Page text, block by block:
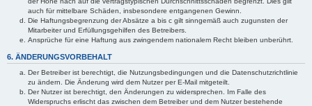
auch für mittelbare Schäden, insbesondere entgangenen Gewinn.
Die Haftungsbegrenzung der Absätze a bis c gilt sinngemäß auch zugunsten der
Mitarbeiter und Erfüllungsgehilfen des Betreibers.
Ansprüche für eine Haftung aus zwingendem nationalem Recht bleiben unberührt.
6. ÄNDERUNGSVORBEHALT
Der Betreiber ist berechtigt, die Nutzungsbedingungen und die Datenschutzrichtlinie
zu ändern. Die Änderung wird dem Nutzer per E-Mail mitgeteilt.
Der Nutzer ist berechtigt, den Änderungen zu widersprechen. Im Falle des
Widerspruchs erlischt das zwischen dem Betreiber und dem Nutzer bestehende